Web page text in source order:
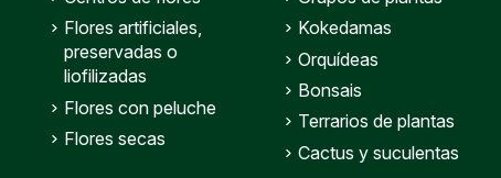
Flores artificiales,
preservadas o
liofilizadas
Flores con peluche
Flores secas
Kokedamas
Orquídeas
Bonsais
Terrarios de plantas
Cactus y suculentas